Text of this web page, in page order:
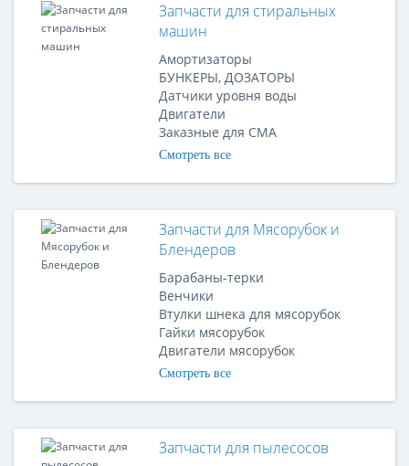
Запчасти для стиральных
машин
Амортизаторы
БУНКЕРЫ, ДОЗАТОРЫ
Датчики уровня воды
Двигатели
Заказные для СМА
Смотреть все
Запчасти для Мясорубок и
Блендеров
Барабаны-терки
Венчики
Втулки шнека для мясорубок
Гайки мясорубок
Двигатели мясорубок
Смотреть все
Запчасти для пылесосов